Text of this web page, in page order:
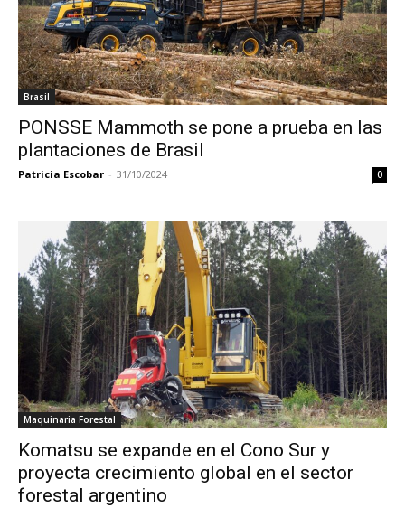
Brasil
PONSSE Mammoth se pone a prueba en las
plantaciones de Brasil
Patricia Escobar - 31/10/2024 0
Maquinaria Forestal
Komatsu se expande en el Cono Sur y
proyecta crecimiento global en el sector
forestal argentino